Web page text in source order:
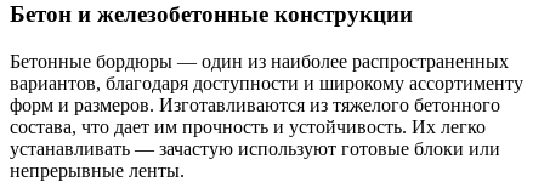
Бетон и железобетонные конструкции
Бетонные бордюры — один из наиболее распространенных
вариантов, благодаря доступности и широкому ассортименту
форм и размеров. Изготавливаются из тяжелого бетонного
состава, что дает им прочность и устойчивость. Их легко
устанавливать — зачастую используют готовые блоки или
непрерывные ленты.